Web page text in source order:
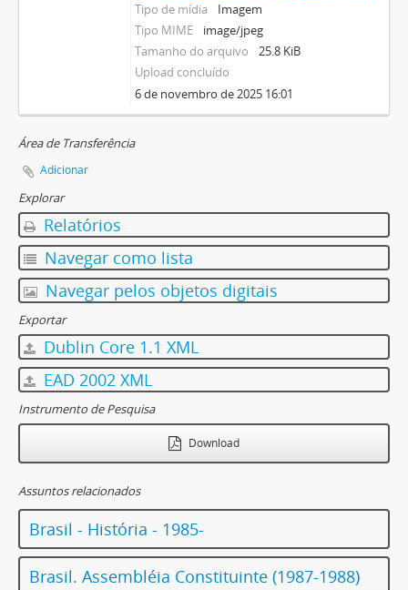
Tipo de mídia
Imagem
Tipo MIME
image/jpeg
Tamanho do arquivo
25.8 KiB
Upload concluído
6 de novembro de 2025 16:01
Área de Transferência
Adicionar
Explorar
Relatórios
Navegar como lista
Navegar pelos objetos digitais
Exportar
Dublin Core 1.1 XML
EAD 2002 XML
Instrumento de Pesquisa
Download
Assuntos relacionados
Brasil - História - 1985-
Brasil. Assembléia Constituinte (1987-1988)